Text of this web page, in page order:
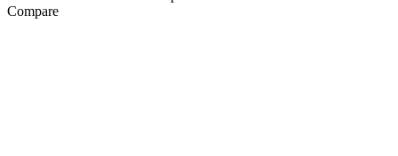
Compare